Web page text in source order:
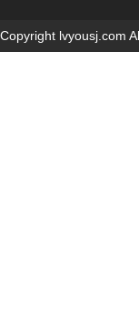
Copyright lvyousj.com